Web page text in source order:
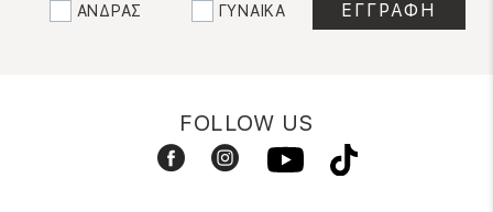
ΑΝΔΡΑΣ ΓΥΝΑΙΚΑ
FOLLOW US